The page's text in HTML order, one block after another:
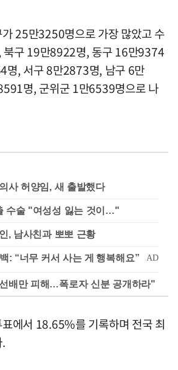
25만3250명으로 가장 많았고 수
구 19만8922명, 동구 16만9374
명, 서구 8만2873명, 남구 6만
명, 군위군 1만6539명으로 나
사 허양임, 새 출발했다
수술 "여성성 잃는 것이…"
, 남사친과 뽀뽀 근황
배만 피해…폭로자 신분 공개하라"
에서 18.65%를 기록하며 전국 최